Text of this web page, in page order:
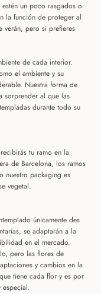
un poco rasgados o
la función de proteger al
verán, pero si prefieres
de cada interior.
el ambiente y su
Nuestra forma de
sorprender al que las
durante todo su
tu ramo en la
de Barcelona, los ramos
nuestro packaging es
vegetal.
únicamente des
se adaptarán a la
en el mercado.
pero las flores de
y cambios en la
tiene cada flor y es por
especial.